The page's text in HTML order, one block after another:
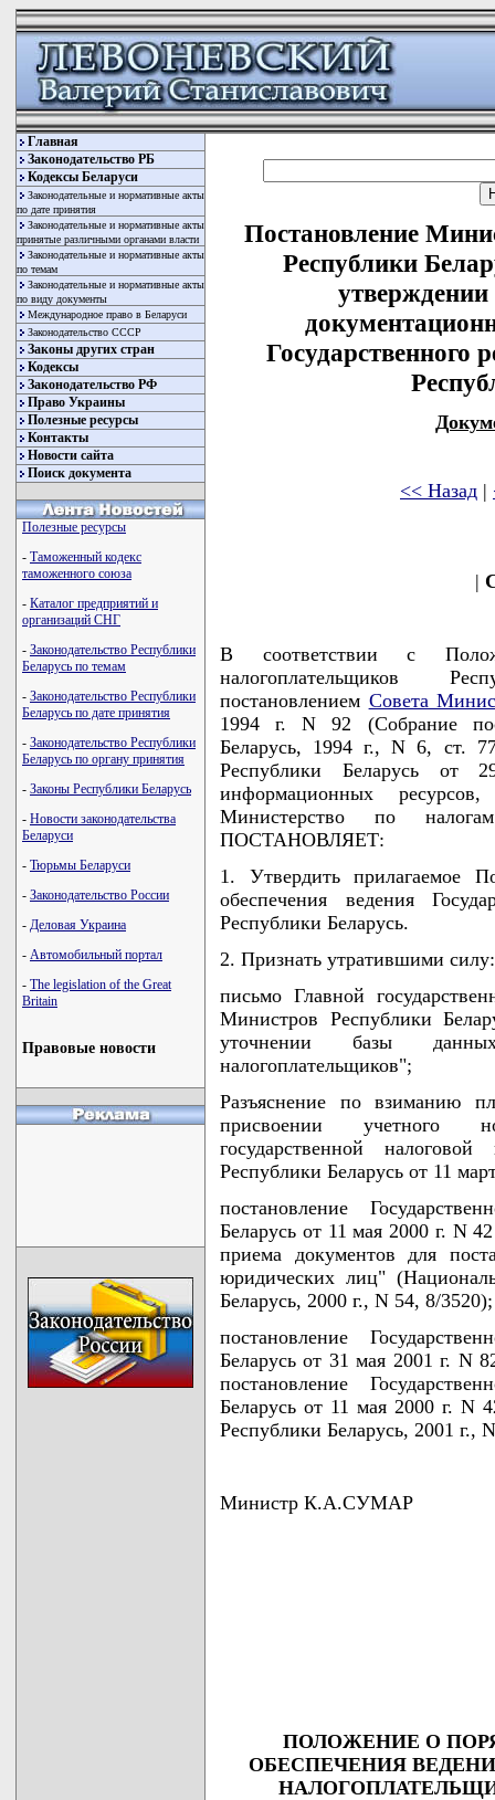
Главная
Законодательство РБ
Кодексы Беларуси
Законодательные и нормативные акты
по дате принятия
Законодательные и нормативные акты
принятые различными органами власти
Законодательные и нормативные акты
по темам
Законодательные и нормативные акты
по виду документы
Международное право в Беларуси
Законодательство СССР
Законы других стран
Кодексы
Законодательство РФ
Право Украины
Полезные ресурсы
Контакты
Новости сайта
Поиск документа
Полезные ресурсы
- Таможенный кодекс
таможенного союза
- Каталог предприятий и
организаций СНГ
- Законодательство Республики
Беларусь по темам
- Законодательство Республики
Беларусь по дате принятия
- Законодательство Республики
Беларусь по органу принятия
- Законы Республики Беларусь
- Новости законодательства
Беларуси
- Тюрьмы Беларуси
- Законодательство России
- Деловая Украина
- Автомобильный портал
- The legislation of the Great
Britain
Правовые новости
Постановление
Республики
Государственного
<< Назад |
|
В соответствии с
налогоплательщиков
постановлением Совета
1994 г. N 92 (Собрание
Беларусь, 1994 г., N 6, ст.
Республики Беларусь
информационных
Министерство по
ПОСТАНОВЛЯЕТ:
1. Утвердить прилагаемое
обеспечения ведения
Республики Беларусь.
2. Признать утратившими силу:
письмо Главной
Министров Республики
уточнении базы
налогоплательщиков";
Разъяснение по взиманию
присвоении учетного
государственной
Республики Беларусь от 11
постановление
Беларусь от 11 мая 2000 г. N
приема документов для
юридических лиц"
Беларусь, 2000 г., N 54, 8/3520);
постановление
Беларусь от 31 мая 2001 г. N
постановление
Беларусь от 11 мая 2000 г. N
Республики Беларусь, 2001 г.,
Министр К.А.СУМАР
ПОЛОЖЕНИЕ О
ОБЕСПЕЧЕНИЯ